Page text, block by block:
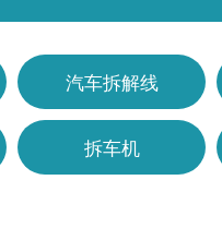
汽车拆解线
拆车机